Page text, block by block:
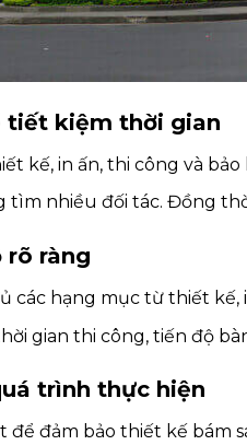
tiết kiệm thời gian
kế, in ấn, thi công và bảo
nhiều đối tác. Đồng
rõ ràng
các hạng mục từ thiết
gian thi công, tiến độ
trình thực hiện
để đảm bảo thiết kế bám